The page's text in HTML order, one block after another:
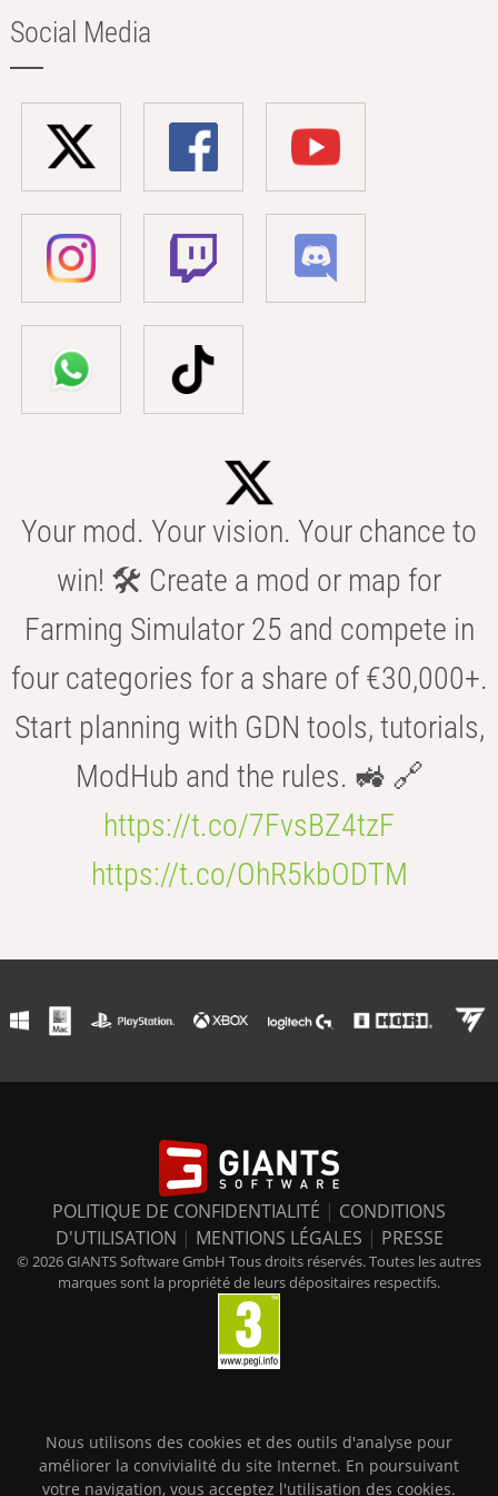
Social Media
Your mod. Your vision. Your chance to
win! 🛠️ Create a mod or map for
Farming Simulator 25 and compete in
four categories for a share of €30,000+.
Start planning with GDN tools, tutorials,
ModHub and the rules. 🚜 🔗
https://t.co/7FvsBZ4tzF
https://t.co/OhR5kbODTM
POLITIQUE DE CONFIDENTIALITÉ | CONDITIONS
D'UTILISATION | MENTIONS LÉGALES | PRESSE
© 2026 GIANTS Software GmbH Tous droits réservés. Toutes les autres
marques sont la propriété de leurs dépositaires respectifs.
Nous utilisons des cookies et des outils d'analyse pour
améliorer la convivialité du site Internet. En poursuivant
votre navigation, vous acceptez l'utilisation des cookies.